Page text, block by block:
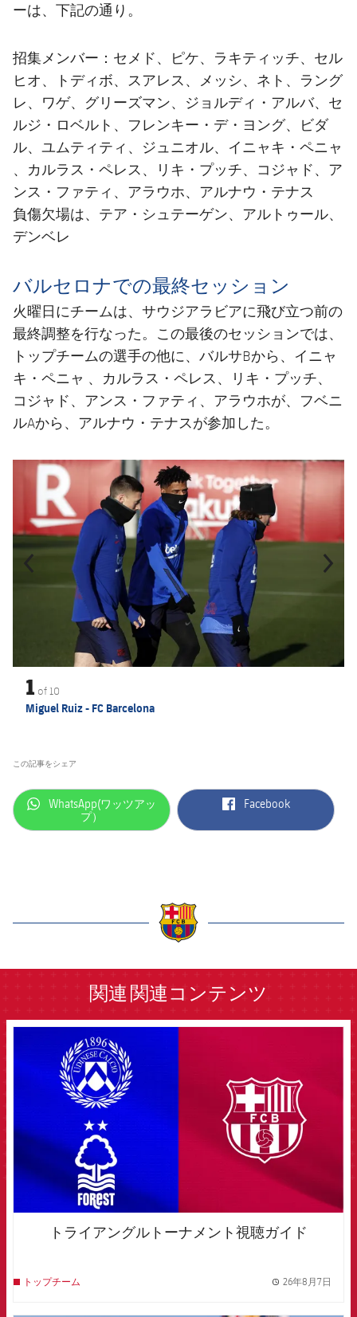
順位表
ーは、下記の通り。
招集メンバー：セメド、ピケ、ラキティッチ、セル
ヒオ、トディボ、スアレス、メッシ、ネト、ラング
レ、ワゲ、グリーズマン、ジョルディ・アルバ、セ
ルジ・ロベルト、フレンキー・デ・ヨング、ビダ
ル、ユムティティ、ジュニオル、イニャキ・ペニャ
、カルラス・ペレス、リキ・プッチ、コジャド、ア
ンス・ファティ、アラウホ、アルナウ・テナス
負傷欠場は、テア・シュテーゲン、アルトゥール、
デンベレ
バルセロナでの最終セッション
火曜日にチームは、サウジアラビアに飛び立つ前の
最終調整を行なった。この最後のセッションでは、
トップチームの選手の他に、バルサBから、イニャ
キ・ペニャ 、カルラス・ペレス、リキ・プッチ、
コジャド、アンス・ファティ、アラウホが、フベニ
ルAから、アルナウ・テナスが参加した。
label.aria.chevronleft 次
1 of 10
Miguel Ruiz - FC Barcelona
この記事をシェア
label.aria.whatsapp
WhatsApp(ワッツアッ
プ）
label.aria.facebook
Facebook
関連 関連コンテンツ
トライアングルトーナメント視聴ガイド
トップチーム 26年8月7日